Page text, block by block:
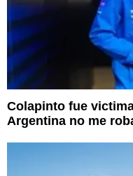
Colapinto fue
Argentina no me